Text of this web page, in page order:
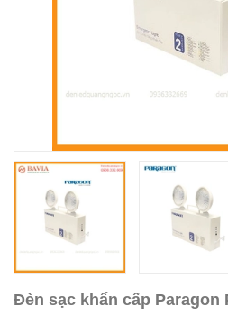
Đèn sạc khẩn cấp Paragon